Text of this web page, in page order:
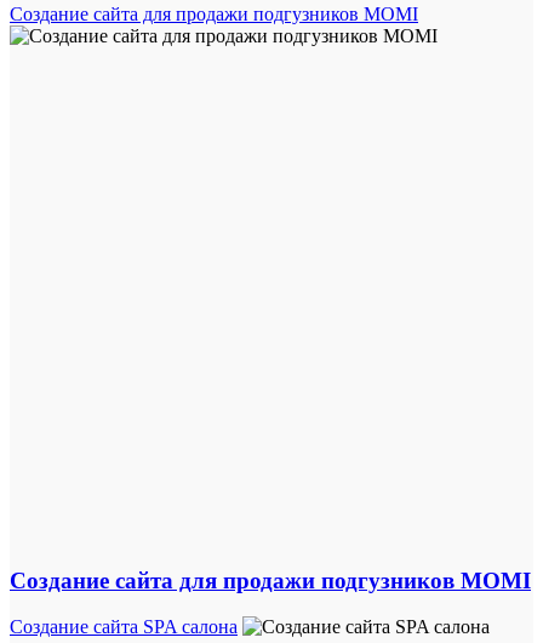
Создание сайта для продажи подгузников MOMI
Создание сайта для продажи подгузников MOMI
Создание сайта SPA салона